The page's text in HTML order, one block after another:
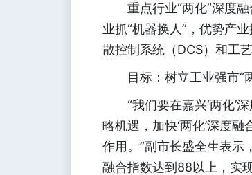
重点行业“两化”深度融
业抓“机器换人”，优势产
散控制系统（DCS）和工
目标：树立工业强市“
“我们要在嘉兴‘两化’深
略机遇，加快‘两化’深度
作用。”副市长盛全生表示
融合指数达到88以上，实